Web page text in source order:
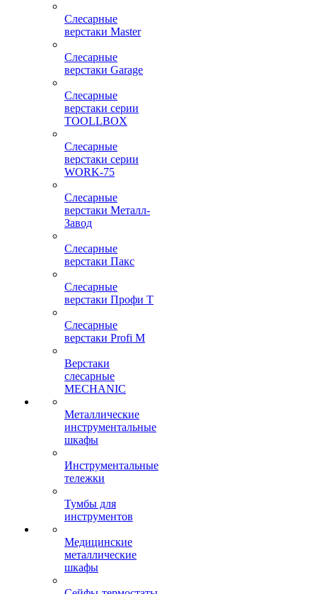
Слесарные
верстаки Master
Слесарные
верстаки Garage
Слесарные
верстаки серии
TOOLLBOX
Слесарные
верстаки серии
WORK-75
Слесарные
верстаки Металл-
Завод
Слесарные
верстаки Пакс
Слесарные
верстаки Профи Т
Слесарные
верстаки Profi M
Верстаки
слесарные
MECHANIC
Металлические
инструментальные
шкафы
Инструментальные
тележки
Тумбы для
инструментов
Медицинские
металлические
шкафы